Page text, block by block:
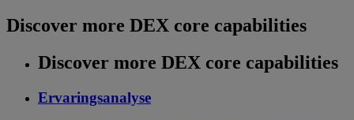
Discover more DEX core capabilities
Discover more DEX core capabilities
Ervaringsanalyse